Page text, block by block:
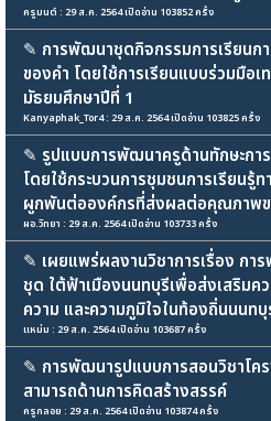
ครูมนต์ : 29 ส.ค. 2564 เปิดอ่าน 103852 ครั้ง
✎ การพัฒนาชุดกิจกรรมการเรียนก
ของคำ โดยใช้การเรียนแบบร่วมมือ
มัธยมศึกษาปีที่ 1
Kanyaphak_Tor4 : 29 ส.ค. 2564 เปิดอ่าน 103825 ครั้ง
✎ รูปแบบการพัฒนาครูด้านทักษะกา
โดยใช้กระบวนการชุมชนการเรียน
ผูกพันต่อองค์กรที่ส่งผลต่อคุณภาพ
ผอ.วิทยา : 29 ส.ค. 2564 เปิดอ่าน 103733 ครั้ง
✎ เผยแพร่ผลงานวิชาการเรื่อง ก
ชุด ใต้ฟ้าเมืองนนทบุรีเพื่อส่งเสริมค
ความ และความภูมิใจในท้องถิ่นนนทบุ
แหม่ม : 29 ส.ค. 2564 เปิดอ่าน 103687 ครั้ง
✎ การพัฒนารูปแบบการสอนวิชาโค
สามารถด้านการคิดสร้างสรรค์
ครูกลอย : 29 ส.ค. 2564 เปิดอ่าน 103874 ครั้ง